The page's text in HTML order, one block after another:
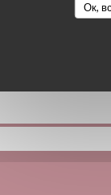
Ок,
оплаты
средства,